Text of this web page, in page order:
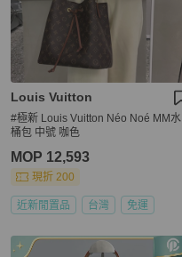
Louis Vuitton
#極新 Louis Vuitton Néo Noé MM水
桶包 中號 咖色
MOP 12,593
現折 200
近新閒置品 台灣 免運